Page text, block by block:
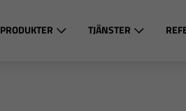
PRODUKTER TJÄNSTER